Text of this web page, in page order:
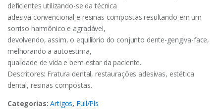
deficientes utilizando-se da técnica
adesiva convencional e resinas compostas resultando em um
sorriso harmônico e agradável,
devolvendo, assim, o equilíbrio do conjunto dente-gengiva-face,
melhorando a autoestima,
qualidade de vida e bem estar da paciente.
Descritores: Fratura dental, restaurações adesivas, estética
dental, resinas compostas.
Categorias:Artigos, Full/Pls